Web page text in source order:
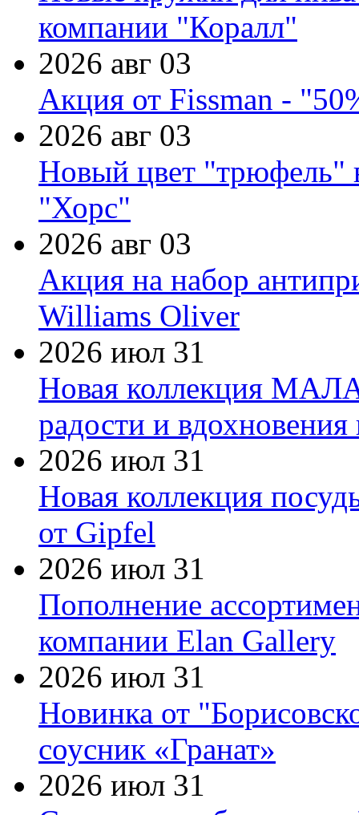
компании "Коралл"
2026 авг 03
Акция от Fissman -
2026 авг 03
Новый цвет "трюфель"
"Хорс"
2026 авг 03
Акция на набор
Williams Oliver
2026 июл 31
Новая коллекция
радости и
2026 июл 31
Новая коллекция
от Gipfel
2026 июл 31
Пополнение
компании Elan Gallery
2026 июл 31
Новинка от
соусник «Гранат»
2026 июл 31